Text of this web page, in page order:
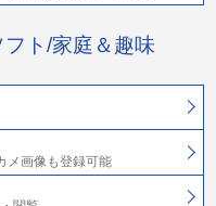
ト/家庭＆趣味
メ画像も登録可能